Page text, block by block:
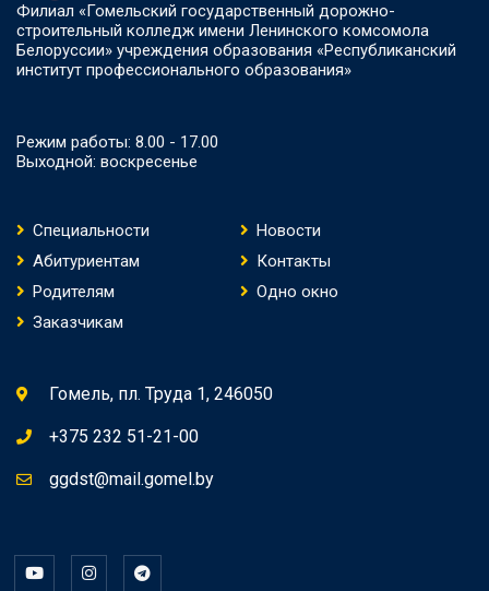
Филиал «Гомельский государственный дорожно-
строительный колледж имени Ленинского комсомола
Белоруссии» учреждения образования «Республиканский
институт профессионального образования»
Режим работы: 8.00 - 17.00
Выходной: воскресенье
Специальности
Новости
Абитуриентам
Контакты
Родителям
Одно окно
Заказчикам
Гомель, пл. Труда 1, 246050
+375 232 51-21-00
ggdst@mail.gomel.by